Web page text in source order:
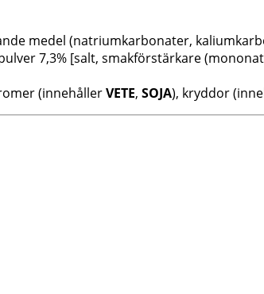
medel (natriumkarbonater,
7,3% [salt, smakförstärkare
(innehållerVETE, SOJA), kryddor